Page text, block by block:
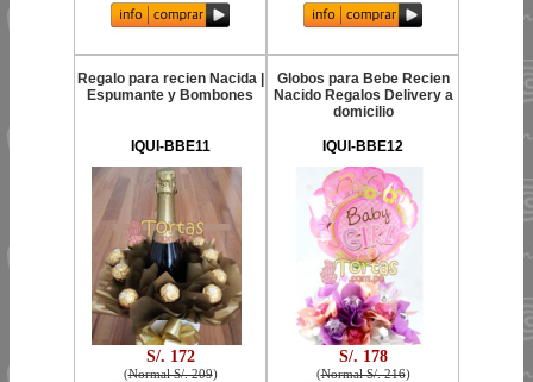
Regalo para recien Nacida |
Espumante y Bombones
IQUI-BBE11
S/. 172
(Normal S/. 209)
Globos para Bebe Recien
Nacido Regalos Delivery a
domicilio
IQUI-BBE12
S/. 178
(Normal S/. 216)